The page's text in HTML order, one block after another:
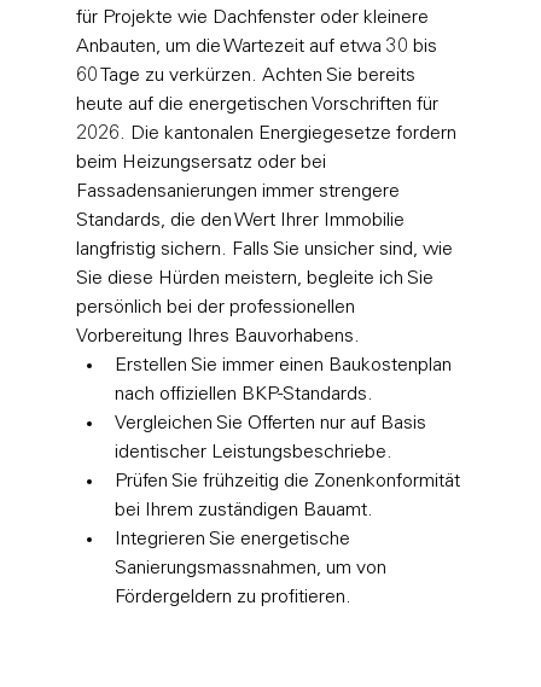
für Projekte wie Dachfenster oder kleinere
Anbauten, um die Wartezeit auf etwa 30 bis
60 Tage zu verkürzen. Achten Sie bereits
heute auf die energetischen Vorschriften für
2026. Die kantonalen Energiegesetze fordern
beim Heizungsersatz oder bei
Fassadensanierungen immer strengere
Standards, die den Wert Ihrer Immobilie
langfristig sichern. Falls Sie unsicher sind, wie
Sie diese Hürden meistern, begleite ich Sie
persönlich bei der professionellen
Vorbereitung Ihres Bauvorhabens.
Erstellen Sie immer einen Baukostenplan
nach offiziellen BKP-Standards.
Vergleichen Sie Offerten nur auf Basis
identischer Leistungsbeschriebe.
Prüfen Sie frühzeitig die Zonenkonformität
bei Ihrem zuständigen Bauamt.
Integrieren Sie energetische
Sanierungsmassnahmen, um von
Fördergeldern zu profitieren.